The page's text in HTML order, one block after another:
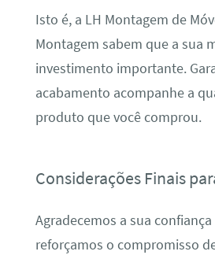
Isto é, a LH Montagem de
Montagem sabem que a sua
investimento importante.
acabamento acompanhe a
produto que você comprou.
Considerações Finais
Agradecemos a sua
reforçamos o compromisso